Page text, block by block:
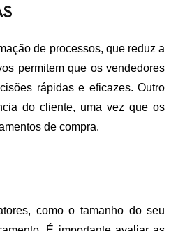
de processos, que reduz a
permitem que os vendedores
rápidas e eficazes. Outro
do cliente, uma vez que os
de compra.
como o tamanho do seu